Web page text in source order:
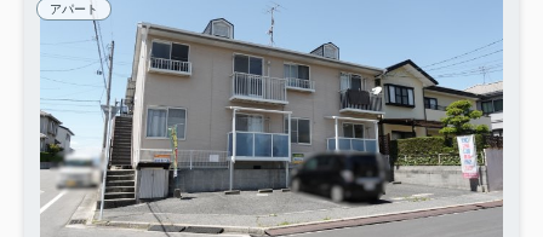
アパート